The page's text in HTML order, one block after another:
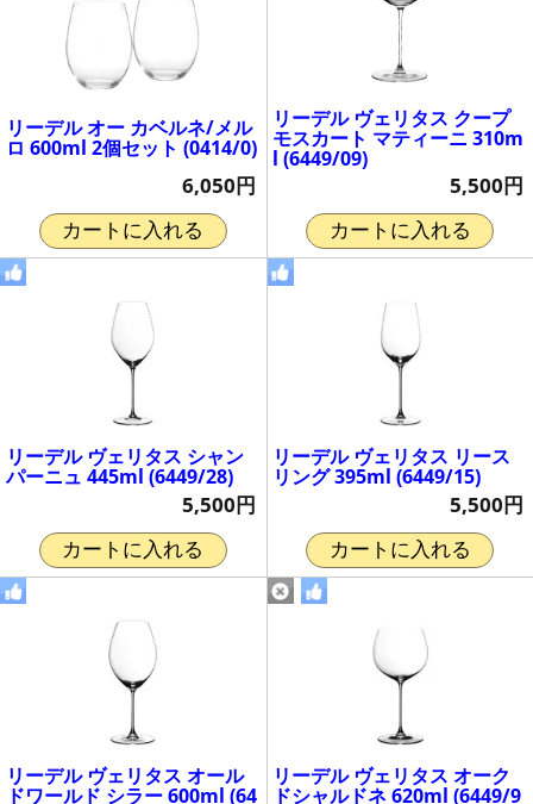
リーデル オー カベルネ/メル
ロ 600ml 2個セット (0414/0)
6,050円
カートに入れる
リーデル ヴェリタス クープ
モスカート マティーニ 310m
l (6449/09)
5,500円
カートに入れる
リーデル ヴェリタス シャン
パーニュ 445ml (6449/28)
5,500円
カートに入れる
リーデル ヴェリタス リース
リング 395ml (6449/15)
5,500円
カートに入れる
リーデル ヴェリタス オール
ドワールド シラー 600ml (64
リーデル ヴェリタス オーク
ドシャルドネ 620ml (6449/9